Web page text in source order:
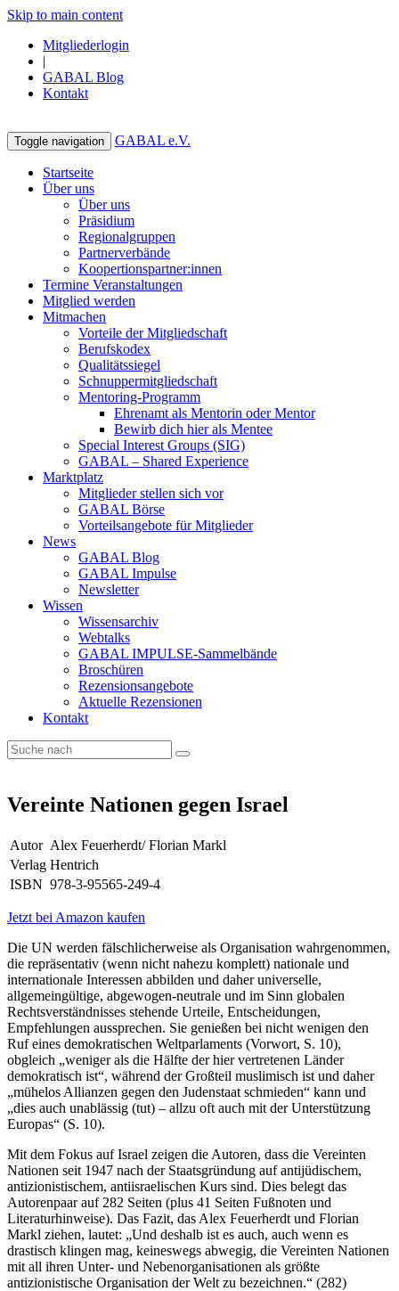
Skip to main content
Mitgliederlogin
|
GABAL Blog
Kontakt
Toggle navigation GABAL e.V.
Startseite
Über uns
Über uns
Präsidium
Regionalgruppen
Partnerverbände
Koopertionspartner:innen
Termine Veranstaltungen
Mitglied werden
Mitmachen
Vorteile der Mitgliedschaft
Berufskodex
Qualitätssiegel
Schnuppermitgliedschaft
Mentoring-Programm
Ehrenamt als Mentorin oder Mentor
Bewirb dich hier als Mentee
Special Interest Groups (SIG)
GABAL – Shared Experience
Marktplatz
Mitglieder stellen sich vor
GABAL Börse
Vorteilsangebote für Mitglieder
News
GABAL Blog
GABAL Impulse
Newsletter
Wissen
Wissensarchiv
Webtalks
GABAL IMPULSE-Sammelbände
Broschüren
Rezensionsangebote
Aktuelle Rezensionen
Kontakt
Vereinte Nationen gegen Israel
Autor Alex Feuerherdt/ Florian Markl
Verlag Hentrich
ISBN 978-3-95565-249-4
Jetzt bei Amazon kaufen
Die UN werden fälschlicherweise als Organisation wahrgenommen,
die repräsentativ (wenn nicht nahezu komplett) nationale und
internationale Interessen abbilden und daher universelle,
allgemeingültige, abgewogen-neutrale und im Sinn globalen
Rechtsverständnisses stehende Urteile, Entscheidungen,
Empfehlungen aussprechen. Sie genießen bei nicht wenigen den
Ruf eines demokratischen Weltparlaments (Vorwort, S. 10),
obgleich „weniger als die Hälfte der hier vertretenen Länder
demokratisch ist“, während der Großteil muslimisch ist und daher
„mühelos Allianzen gegen den Judenstaat schmieden“ kann und
„dies auch unablässig (tut) – allzu oft auch mit der Unterstützung
Europas“ (S. 10).
Mit dem Fokus auf Israel zeigen die Autoren, dass die Vereinten
Nationen seit 1947 nach der Staatsgründung auf antijüdischem,
antizionistischem, antiisraelischen Kurs sind. Dies belegt das
Autorenpaar auf 282 Seiten (plus 41 Seiten Fußnoten und
Literaturhinweise). Das Fazit, das Alex Feuerherdt und Florian
Markl ziehen, lautet: „Und deshalb ist es auch, auch wenn es
drastisch klingen mag, keineswegs abwegig, die Vereinten Nationen
mit all ihren Unter- und Nebenorganisationen als größte
antizionistische Organisation der Welt zu bezeichnen.“ (282)